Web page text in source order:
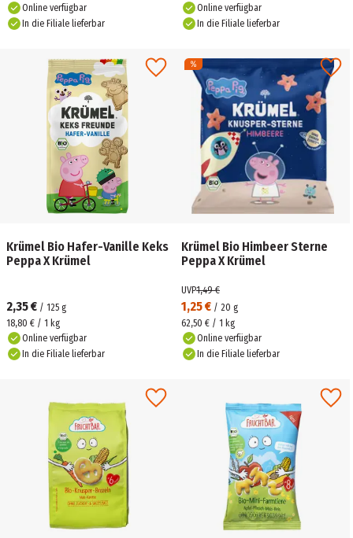
Online verfügbar
In die Filiale lieferbar
Online verfügbar
In die Filiale lieferbar
Krümel Bio Hafer-Vanille Keks
Peppa X Krümel
2,35 € / 125 g
18,80 € / 1 kg
Online verfügbar
In die Filiale lieferbar
Krümel Bio Himbeer Sterne
Peppa X Krümel
1,25 € / 20 g
UVP1,49 €
62,50 € / 1 kg
Online verfügbar
In die Filiale lieferbar